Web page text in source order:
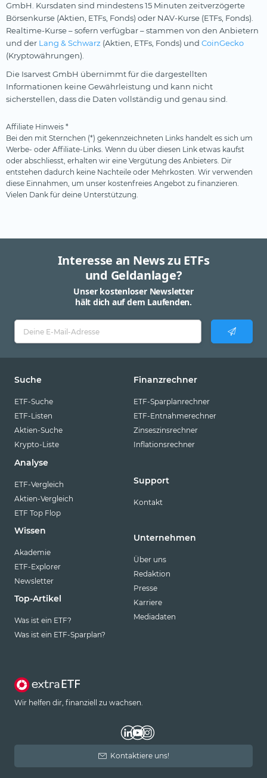
GmbH. Kursdaten sind mindestens 15 Minuten zeitverzögerte
Börsenkurse (Aktien, ETFs, Fonds) oder NAV-Kurse (ETFs, Fonds).
Realtime-Kurse – sofern verfügbar – stammen von den Anbietern
und der Lang & Schwarz (Aktien, ETFs, Fonds) und CoinGecko
(Kryptowährungen).
Die Isarvest GmbH übernimmt für die dargestellten
Informationen keine Gewährleistung und kann nicht
sicherstellen, dass die Daten vollständig und genau sind.
Affiliate Hinweis *
Bei den mit Sternchen (*) gekennzeichneten Links handelt es sich um
Werbe- oder Affiliate-Links. Wenn du über diesen Link etwas kaufst
oder abschliesst, erhalten wir eine Vergütung des Anbieters. Dir
entstehen dadurch keine Nachteile oder Mehrkosten. Wir verwenden
diese Einnahmen, um unser kostenfreies Angebot zu finanzieren.
Vielen Dank für deine Unterstützung.
Interesse an News zu ETFs
und Geldanlage?
Unser kostenloser Newsletter
hält dich auf dem Laufenden.
Suche
ETF-Suche
ETF-Listen
Aktien-Suche
Krypto-Liste
Analyse
ETF-Vergleich
Aktien-Vergleich
ETF Top Flop
Wissen
Akademie
ETF-Explorer
Newsletter
Top-Artikel
Was ist ein ETF?
Was ist ein ETF-Sparplan?
Finanzrechner
ETF-Sparplanrechner
ETF-Entnahmerechner
Zinseszinsrechner
Inflationsrechner
Support
Kontakt
Unternehmen
Über uns
Redaktion
Presse
Karriere
Mediadaten
Wir helfen dir, finanziell zu wachsen.
Kontaktiere uns!